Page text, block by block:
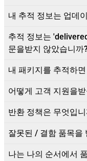
내 추적 정보는 업데
추적 정보는
문을받지 않았습니까
내 패키지를 추적하
어떻게 고객 지원을
반환 정책은 무엇입
잘못된 / 결함 품목을
나는 나의 순서에서